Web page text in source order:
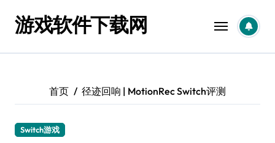
游戏软件下载网
首页 径迹回响 | MotionRec Switch评测
Switch游戏